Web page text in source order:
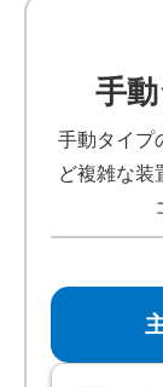
手
手動タイプ
ど複雑な装